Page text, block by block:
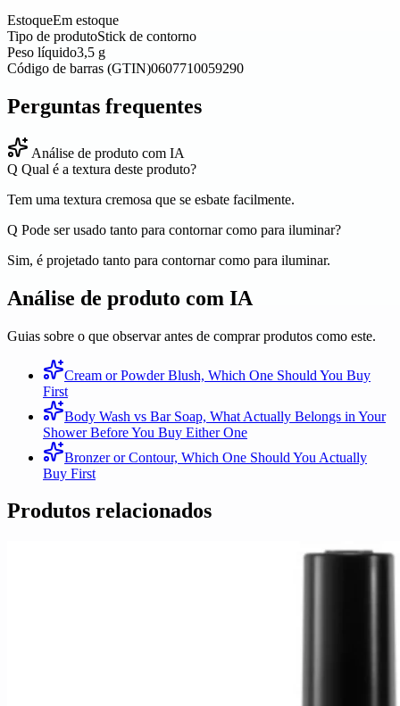
EstoqueEm estoque
Tipo de produtoStick de contorno
Peso líquido3,5 g
Código de barras (GTIN)0607710059290
Perguntas frequentes
Análise de produto com IA
Q Qual é a textura deste produto?
Tem uma textura cremosa que se esbate facilmente.
Q Pode ser usado tanto para contornar como para iluminar?
Sim, é projetado tanto para contornar como para iluminar.
Análise de produto com IA
Guias sobre o que observar antes de comprar produtos como este.
Cream or Powder Blush, Which One Should You Buy
First
Body Wash vs Bar Soap, What Actually Belongs in Your
Shower Before You Buy Either One
Bronzer or Contour, Which One Should You Actually
Buy First
Produtos relacionados